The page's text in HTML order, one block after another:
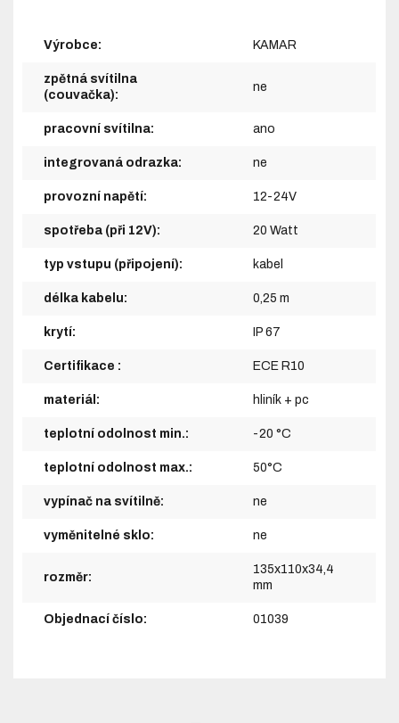
Výrobce: KAMAR
zpětná svítilna
(couvačka):
ne
pracovní svítilna: ano
integrovaná odrazka: ne
provozní napětí: 12-24V
spotřeba (při 12V): 20 Watt
typ vstupu (připojení): kabel
délka kabelu: 0,25 m
krytí: IP 67
Certifikace : ECE R10
materiál: hliník + pc
teplotní odolnost min.: -20 °C
teplotní odolnost max.: 50°C
vypínač na svítilně: ne
vyměnitelné sklo: ne
rozměr:
135x110x34,4
mm
Objednací číslo: 01039